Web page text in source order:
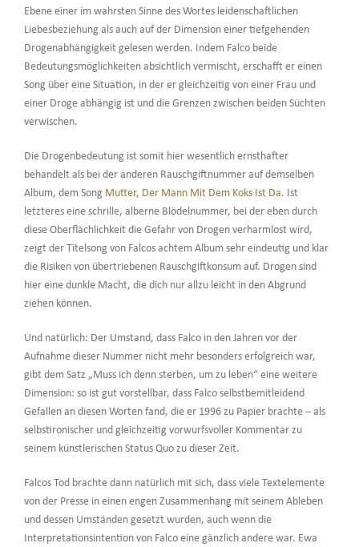
Ebene einer im wahrsten Sinne des Wortes leidenschaftlichen
Liebesbeziehung als auch auf der Dimension einer tiefgehenden
Drogenabhängigkeit gelesen werden. Indem Falco beide
Bedeutungsmöglichkeiten absichtlich vermischt, erschafft er einen
Song über eine Situation, in der er gleichzeitig von einer Frau und
einer Droge abhängig ist und die Grenzen zwischen beiden Süchten
verwischen.
Die Drogenbedeutung ist somit hier wesentlich ernsthafter
behandelt als bei der anderen Rauschgiftnummer auf demselben
Album, dem Song Mutter, Der Mann Mit Dem Koks Ist Da. Ist
letzteres eine schrille, alberne Blödelnummer, bei der eben durch
diese Oberflächlichkeit die Gefahr von Drogen verharmlost wird,
zeigt der Titelsong von Falcos achtem Album sehr eindeutig und klar
die Risiken von übertriebenen Rauschgiftkonsum auf. Drogen sind
hier eine dunkle Macht, die dich nur allzu leicht in den Abgrund
ziehen können.
Und natürlich: Der Umstand, dass Falco in den Jahren vor der
Aufnahme dieser Nummer nicht mehr besonders erfolgreich war,
gibt dem Satz „Muss ich denn sterben, um zu leben“ eine weitere
Dimension: so ist gut vorstellbar, dass Falco selbstbemitleidend
Gefallen an diesen Worten fand, die er 1996 zu Papier brachte – als
selbstironischer und gleichzeitig vorwurfsvoller Kommentar zu
seinem künstlerischen Status Quo zu dieser Zeit.
Falcos Tod brachte dann natürlich mit sich, dass viele Textelemente
von der Presse in einen engen Zusammenhang mit seinem Ableben
und dessen Umständen gesetzt wurden, auch wenn die
Interpretationsintention von Falco eine gänzlich andere war. Ewa